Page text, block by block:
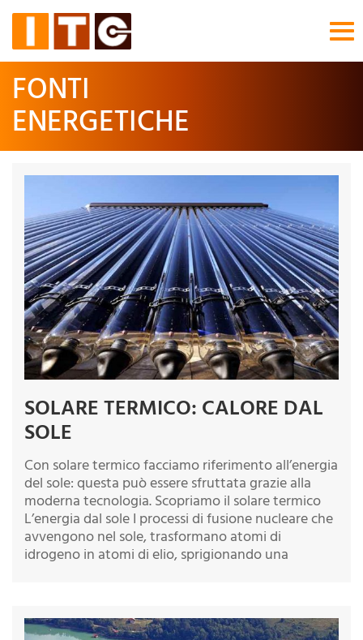
FONTI
ENERGETICHE
SOLARE TERMICO: CALORE DAL
SOLE
Con solare termico facciamo riferimento all’energia
del sole: questa può essere sfruttata grazie alla
moderna tecnologia. Scopriamo il solare termico
L’energia dal sole I processi di fusione nucleare che
avvengono nel sole, trasformano atomi di
idrogeno in atomi di elio, sprigionando una